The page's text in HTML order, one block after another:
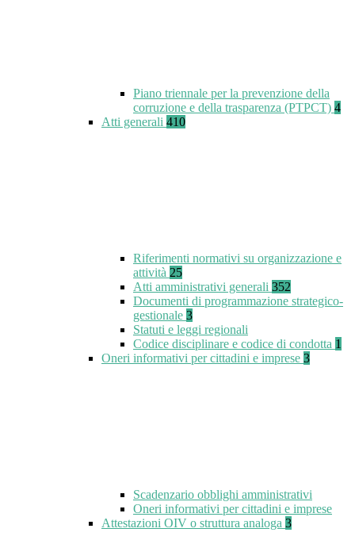
Piano triennale per la prevenzione della
corruzione e della trasparenza (PTPCT) 4
Atti generali 410
Riferimenti normativi su organizzazione e
attività 25
Atti amministrativi generali 352
Documenti di programmazione strategico-
gestionale 3
Statuti e leggi regionali
Codice disciplinare e codice di condotta 1
Oneri informativi per cittadini e imprese 3
Scadenzario obblighi amministrativi
Oneri informativi per cittadini e imprese
Attestazioni OIV o struttura analoga 3